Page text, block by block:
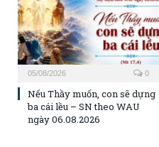
05/08/2026 0
Nếu Thầy muốn, con sẽ dựng
ba cái lều – SN theo WAU
ngày 06.08.2026